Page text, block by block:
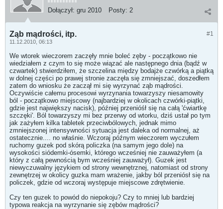
Dołączył: gru 2010 Posty: 2
#1
Ząb mądrości, itp.
11.12.2010, 06:13
We wtorek wieczorem zaczęły mnie boleć zęby - początkowo nie
wiedziałem z czym to się może wiązać ale następnego dnia (bądź w
czwartek) stwierdziłem, że szczelina między bodajże czwórką a piątką
w dolnej części po prawej stronie zaczęła się zmniejszać, doszedłem
zatem do wniosku że zaczął mi się wyrzynać ząb mądrości.
Oczywiście całemu procesowi wyrzynania towarzyszy niesamowity
ból - początkowo miejscowy (najbardziej w okolicach czwórki-piątki,
gdzie jest największy nacisk), później przenióśł się na całą 'ćwiartkę
szczęki'. Ból towarzyszy mi bez przerwy od wtorku, dziś ustał po tym
jak zażyłem kilka tabletek przeciwbólowych, jednak mimo
zmniejszonej intensywności sytuacja jest daleka od normalnej, aż
ostatecznie.... no właśnie. Wczoraj późnym wieczorem wyczułem
ruchomy guzek pod skórą policzka (na samym jego dole) na
wysokości siódemki-ósemki, którego wcześniej nie zauważyłem (a
który z całą pewnością bym wcześniej zauważył). Guzek jest
niewyczuwalny językiem od strony wewnętrznej, natomiast od strony
zewnętrzej w okolicy guzka mam wrażenie, jakby ból przeniósł się na
policzek, gdzie od wczoraj występuje miejscowe zdrętwienie.
Czy ten guzek to powód do niepokoju? Czy to mniej lub bardziej
typowa reakcja na wyrzynanie się zębów mądrości?